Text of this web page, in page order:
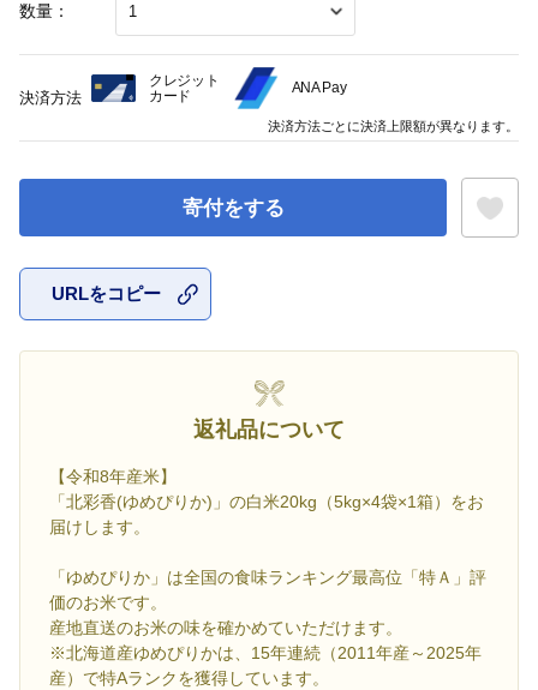
数量：
寄付をする
URLをコピー
返礼品について
【令和8年産米】
「北彩香(ゆめぴりか)」の白米20kg（5kg×4袋×1箱）をお
届けします。
「ゆめぴりか」は全国の食味ランキング最高位「特Ａ」評
価のお米です。
産地直送のお米の味を確かめていただけます。
※北海道産ゆめぴりかは、15年連続（2011年産～2025年
産）で特Aランクを獲得しています。
決済方法
クレジット
カード
ANA Pay
決済方法ごとに決済上限額が異なります。